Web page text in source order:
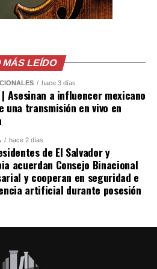
ilegales.
Pemex al cierre del segundo
un incremento del 20 %
período de 2025.
que una toma
Pemex provocó una
de Hidalgo, dejando un
MÁS LEÍDO
hace 3 días
| Asesinan a influencer mexicano
una transmisión en vivo en
hace 2 días
de El Salvador y
acuerdan Consejo Binacional
y cooperan en seguridad e
artificial durante posesión